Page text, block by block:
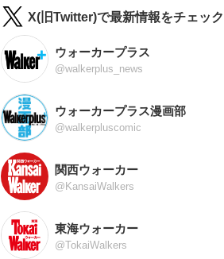
X(旧Twitter)で最新情報をチェック
ウォーカープラス
@walkerplus_news
ウォーカープラス漫画部
@walkerpluscomic
関西ウォーカー
@KansaiWalkers
東海ウォーカー
@TokaiWalkers